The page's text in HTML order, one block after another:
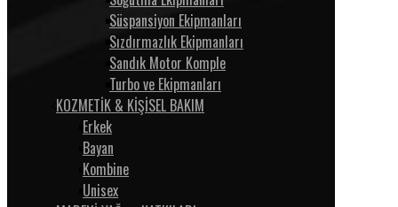
Süspansiyon Ekipmanları
Sızdırmazlık Ekipmanları
Sandık Motor Komple
Turbo ve Ekipmanları
KOZMETİK & KİŞİSEL BAKIM
Erkek
Bayan
Kombine
Unisex